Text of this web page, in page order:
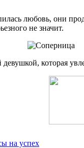
любовь, они
не значит.
которая
на успех